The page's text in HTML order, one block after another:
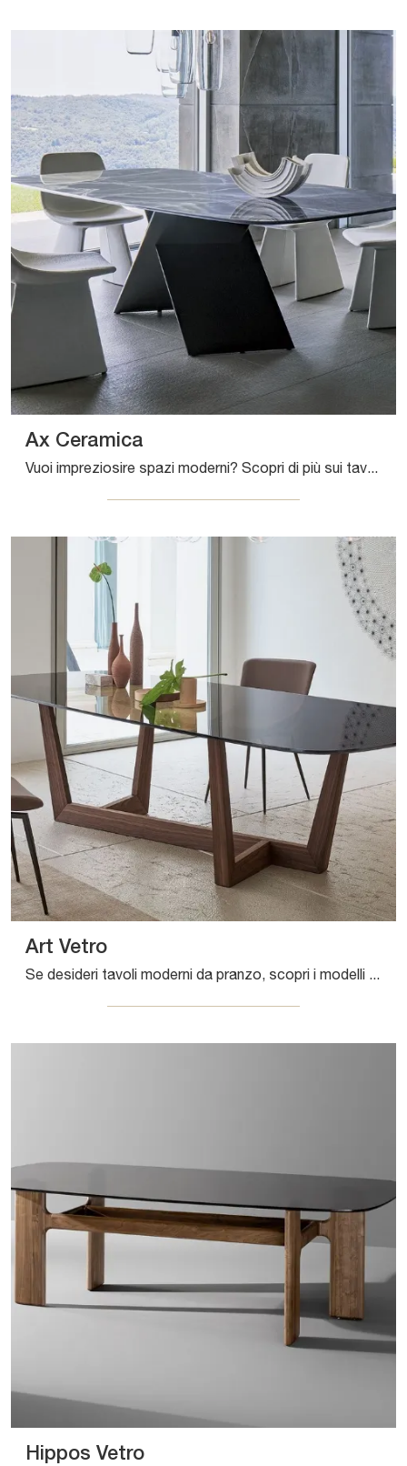
Ax Ceramica
Vuoi impreziosire spazi moderni? Scopri di più sui tavoli moderni fissi: il modello da pranzo Ax Ceramica ti aspetta.
Art Vetro
Se desideri tavoli moderni da pranzo, scopri i modelli fissi di Bonaldo: clicca e scopri il modello Art Vetro in vetro.
Hippos Vetro